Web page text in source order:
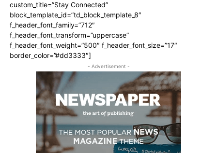
custom_title=”Stay Connected”
block_template_id=”td_block_template_8″
f_header_font_family=”712″
f_header_font_transform=”uppercase”
f_header_font_weight=”500″ f_header_font_size=”17″
border_color=”#dd3333″]
- Advertisement -